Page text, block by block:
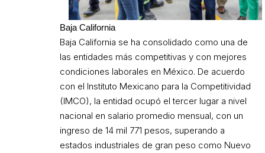
Baja California
Baja California se ha consolidado como una de
las entidades más competitivas y con mejores
condiciones laborales en México. De acuerdo
con el Instituto Mexicano para la Competitividad
(IMCO), la entidad ocupó el tercer lugar a nivel
nacional en salario promedio mensual, con un
ingreso de 14 mil 771 pesos, superando a
estados industriales de gran peso como Nuevo